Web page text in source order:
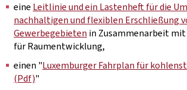
eine Leitlinie und ein Lastenheft für die
nachhaltigen und flexiblen Erschließung
Gewerbegebieten in Zusammenarbeit
für Raumentwicklung,
einen "Luxemburger Fahrplan für
(Pdf)"